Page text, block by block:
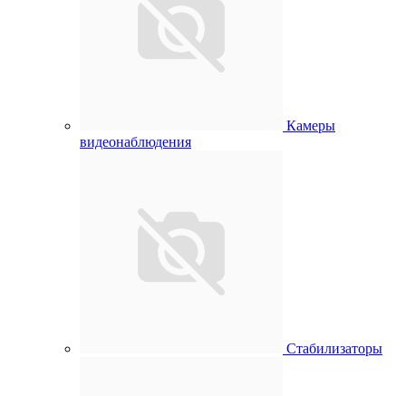
Камеры
видеонаблюдения
Стабилизаторы